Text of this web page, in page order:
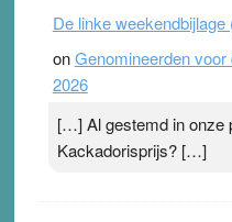
De linke
onGenomineerden
2026
[…] Al gestemd in onze
Kackadorisprijs? […]